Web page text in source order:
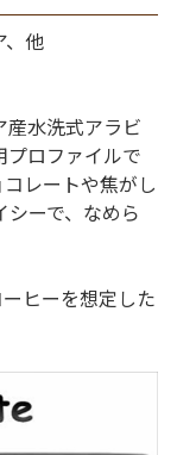
、他
産水洗式アラビ
プロファイルで
レートや焦がし
ーで、なめら
ヒーを想定した